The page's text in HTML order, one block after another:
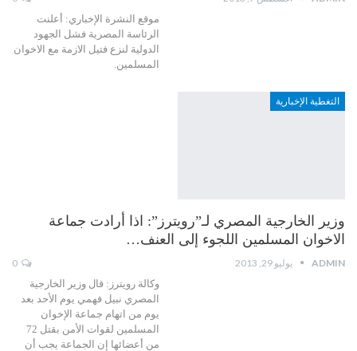
موقع النشرة الإخباري: أعلنت
الرئاسة المصرية فشل الجهود
الدولية لنزع فتيل الازمة مع الاخوان
المسلمين.
التغطية الإخبارية
وزير الخارجية المصري لـ”رويترز”: اذا أرادت جماعة
الاخوان المسلمين اللجوء إلى العنف…
ADMIN يوليو 29, 2013
وكالة رويترز: قال وزير الخارجية
المصري نبيل فهمي يوم الأحد بعد
يوم من اتهام جماعة الإخوان
المسلمين لقوات الأمن بقتل 72
من أعضائها إن الجماعة يجب أن